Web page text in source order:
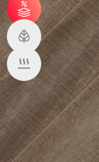
от 51 м² -